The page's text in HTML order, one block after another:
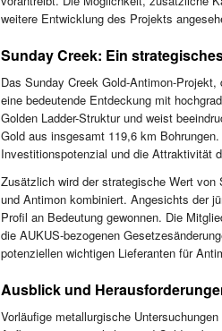
weitere Entwicklung des Projekts
Sunday Creek: Ein
Das Sunday Creek Gold-Antimon-
eine bedeutende Entdeckung mit
Golden Ladder-Struktur und weist
Gold aus insgesamt 119,6 km
Investitionspotenzial und die Attraktivität
Zusätzlich wird der strategische Wert
und Antimon kombiniert. Angesichts der
Profil an Bedeutung gewonnen. Die
die AUKUS-bezogenen
potenziellen wichtigen Lieferanten für
Ausblick und
Vorläufige metallurgische